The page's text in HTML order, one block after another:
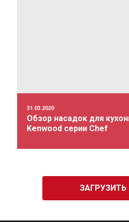
31.03.2020
Обзор насадок для
Kenwood серии Chef